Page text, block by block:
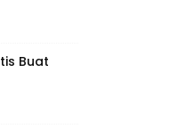
Buat